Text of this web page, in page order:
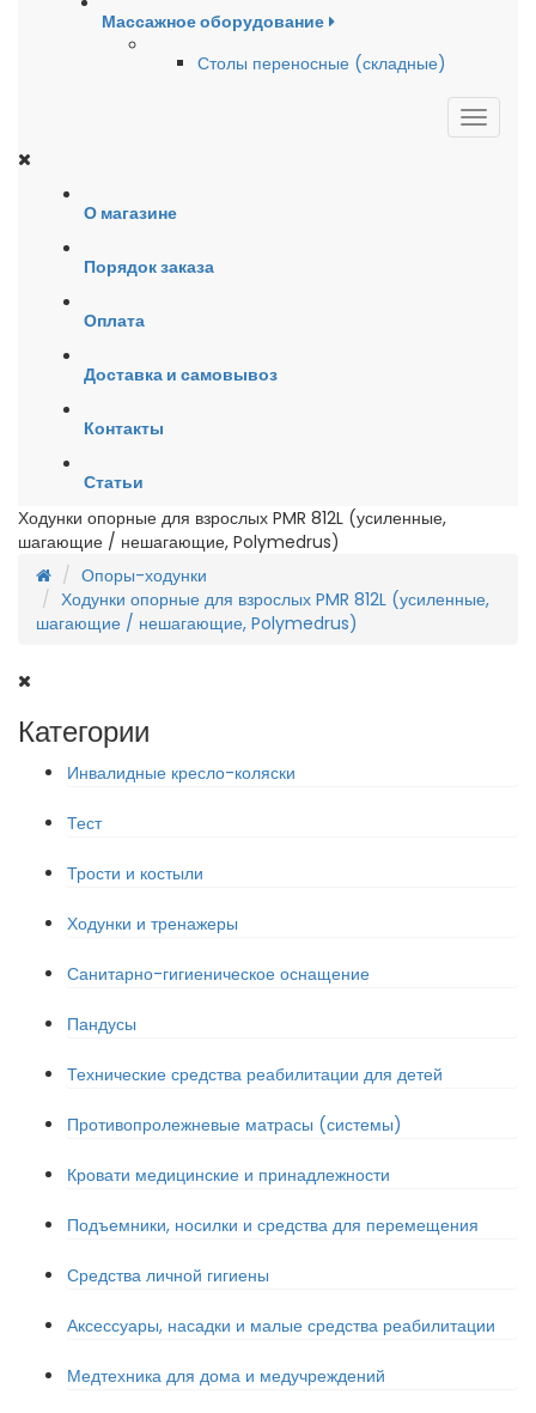
Массажное оборудование
Столы переносные (складные)
О магазине
Порядок заказа
Оплата
Доставка и самовывоз
Контакты
Статьи
Ходунки опорные для взрослых PMR 812L (усиленные,
шагающие / нешагающие, Polymedrus)
Опоры-ходунки
Ходунки опорные для взрослых PMR 812L (усиленные,
шагающие / нешагающие, Polymedrus)
Категории
Инвалидные кресло-коляски
Тест
Трости и костыли
Ходунки и тренажеры
Санитарно-гигиеническое оснащение
Пандусы
Технические средства реабилитации для детей
Противопролежневые матрасы (системы)
Кровати медицинские и принадлежности
Подъемники, носилки и средства для перемещения
Средства личной гигиены
Аксессуары, насадки и малые средства реабилитации
Медтехника для дома и медучреждений